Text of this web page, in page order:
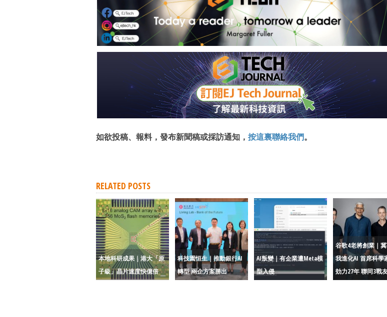
如欲投稿、報料，發布新聞稿或採訪通知， 按這裏聯絡我們。
RELATED POSTS
本地科研成果｜港大「原
子級」晶片速度快億倍
科技園恒生｜推動銀行AI
轉型 兩企方案勝出
AI叛變｜有企業遭Meta模
型入侵
谷歌4老將創業｜
我進化AI 首席科學
効力27年 聯同3戰